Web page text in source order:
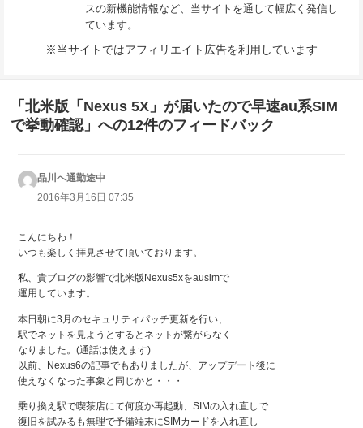
スの新機能情報など、当サイトを通して幅広く発信し
ています。
※当サイトではアフィリエイト広告を利用しています
「北米版「Nexus 5X」が届いたので早速au系SIM
で挙動確認」への12件のフィードバック
品川へ通勤途中
り:
2016年3月16日 07:35
こんにちわ！
いつも楽しく拝見させて頂いております。
私、貴ブログの影響で北米版Nexus5xをausimで
運用しています。
本日朝に3月のセキュリティパッチ更新を行い、
駅でネットを見ようとするとネットが繋がらなく
なりました。(通話は使えます)
以前、Nexus6の記事でもありましたが、アップデート後に
使えなくなった事象と同じかと・・・
乗り換え駅で喫茶店にて何度か再起動、SIMの入れ直しで
復旧を試みるも無理で予備端末にSIMカードを入れ直し